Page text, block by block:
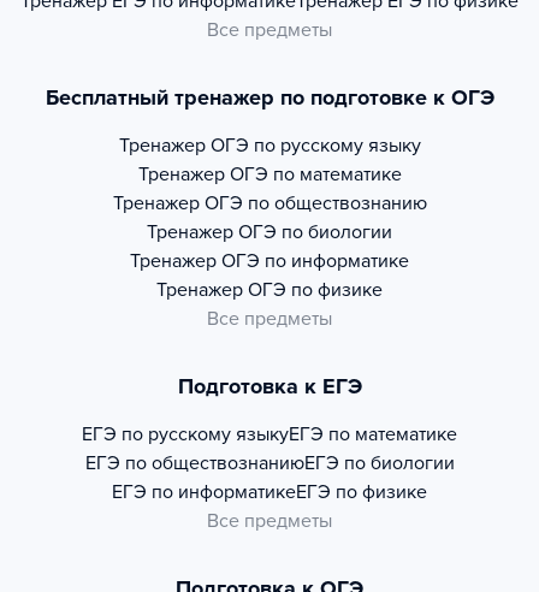
Все предметы
Бесплатный тренажер по подготовке к ОГЭ
Тренажер ОГЭ по русскому языку
Тренажер ОГЭ по математике
Тренажер ОГЭ по обществознанию
Тренажер ОГЭ по биологии
Тренажер ОГЭ по информатике
Тренажер ОГЭ по физике
Все предметы
Подготовка к ЕГЭ
ЕГЭ по русскому языкуЕГЭ по математике
ЕГЭ по обществознаниюЕГЭ по биологии
ЕГЭ по информатикеЕГЭ по физике
Все предметы